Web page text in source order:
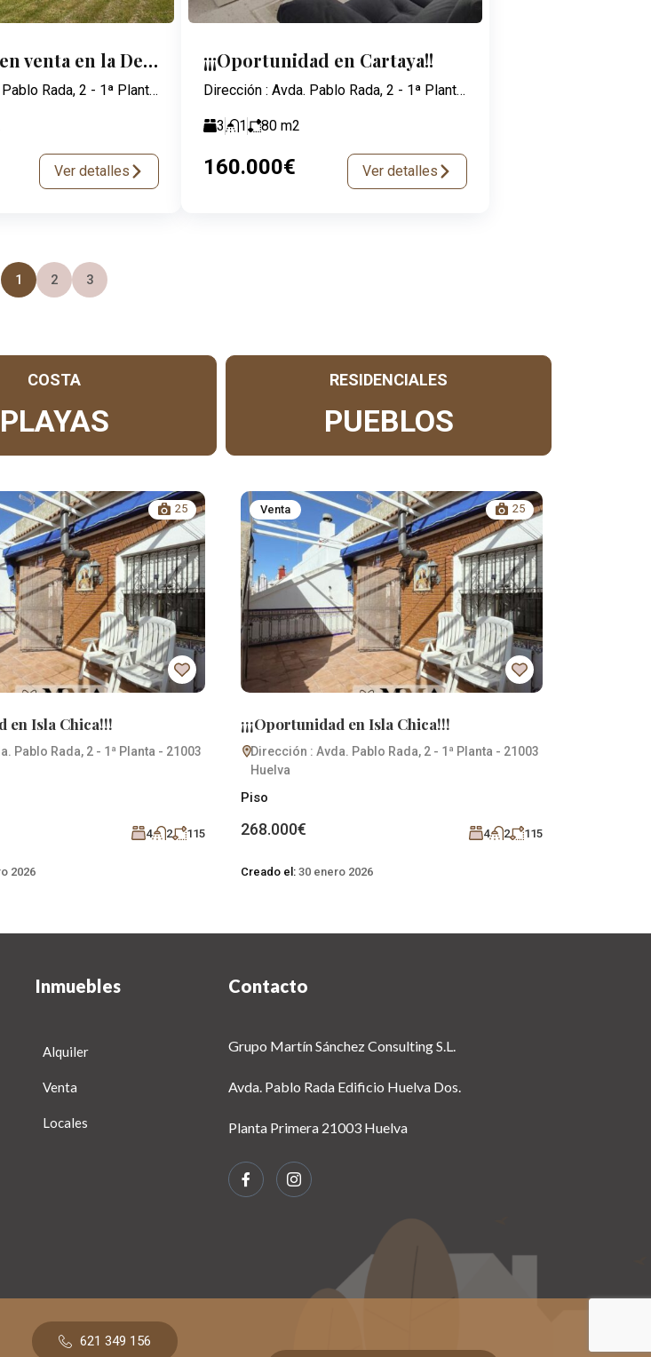
¡¡Propiedad en venta en la Dehesa Golf!!!
Dirección : Avda. Pablo Rada, 2 - 1ª Planta - 21003 Huelva
Ver detalles
¡¡¡Oportunidad en Cartaya!!
Dirección : Avda. Pablo Rada, 2 - 1ª Planta - 21003 Huelva
3 1 80 m2
160.000€ Ver detalles
1 2 3
COSTA
PLAYAS
RESIDENCIALES
PUEBLOS
25
en Isla Chica!!!
Pablo Rada, 2 - 1ª Planta - 21003
4 2 115
2026
Venta 25
¡¡¡Oportunidad en Isla Chica!!!
Dirección : Avda. Pablo Rada, 2 - 1ª Planta - 21003
Huelva
Piso
268.000€ 4 2 115
Creado el: 30 enero 2026
Inmuebles
Alquiler
Venta
Locales
Contacto
Grupo Martín Sánchez Consulting S.L.
Avda. Pablo Rada Edificio Huelva Dos.
Planta Primera 21003 Huelva
621 349 156